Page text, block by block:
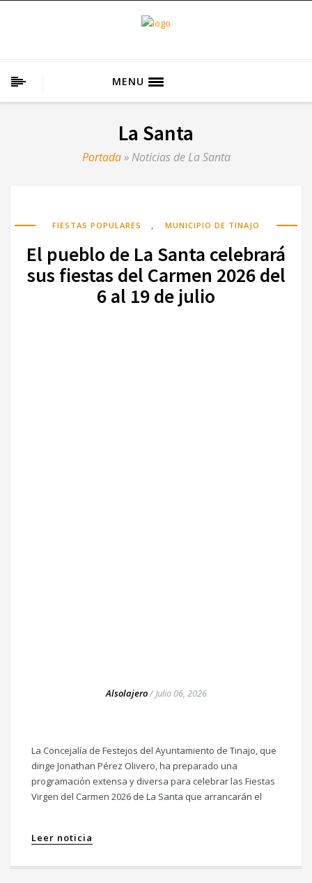
MENU
La Santa
Portada» Noticias de La Santa
FIESTAS POPULARES , MUNICIPIO DE TINAJO
El pueblo de La Santa celebrará
sus fiestas del Carmen 2026 del
6 al 19 de julio
Alsolajero/Julio 06, 2026
La Concejalía de Festejos del Ayuntamiento de Tinajo, que
dirige Jonathan Pérez Olivero, ha preparado una
programación extensa y diversa para celebrar las Fiestas
Virgen del Carmen 2026 de La Santa que arrancarán el
Leer noticia